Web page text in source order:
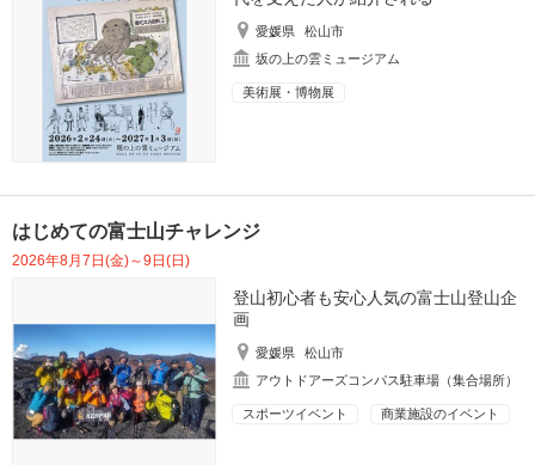
愛媛県
松山市
坂の上の雲ミュージアム
美術展・博物展
はじめての富士山チャレンジ
2026年8月7日(金)～9日(日)
登山初心者も安心人気の富士山登山企
画
愛媛県
松山市
アウトドアーズコンパス駐車場（集合場所）
スポーツイベント 商業施設のイベント